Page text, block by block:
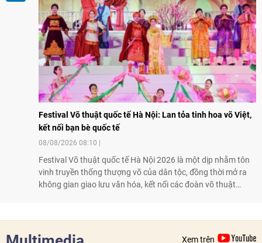
Festival Võ thuật quốc tế Hà Nội: Lan tỏa tinh hoa võ Việt,
kết nối bạn bè quốc tế
08/08/2026 08:10
Festival Võ thuật quốc tế Hà Nội 2026 là một dịp nhằm tôn
vinh truyền thống thượng võ của dân tộc, đồng thời mở ra
không gian giao lưu văn hóa, kết nối các đoàn võ thuật
Xem trên